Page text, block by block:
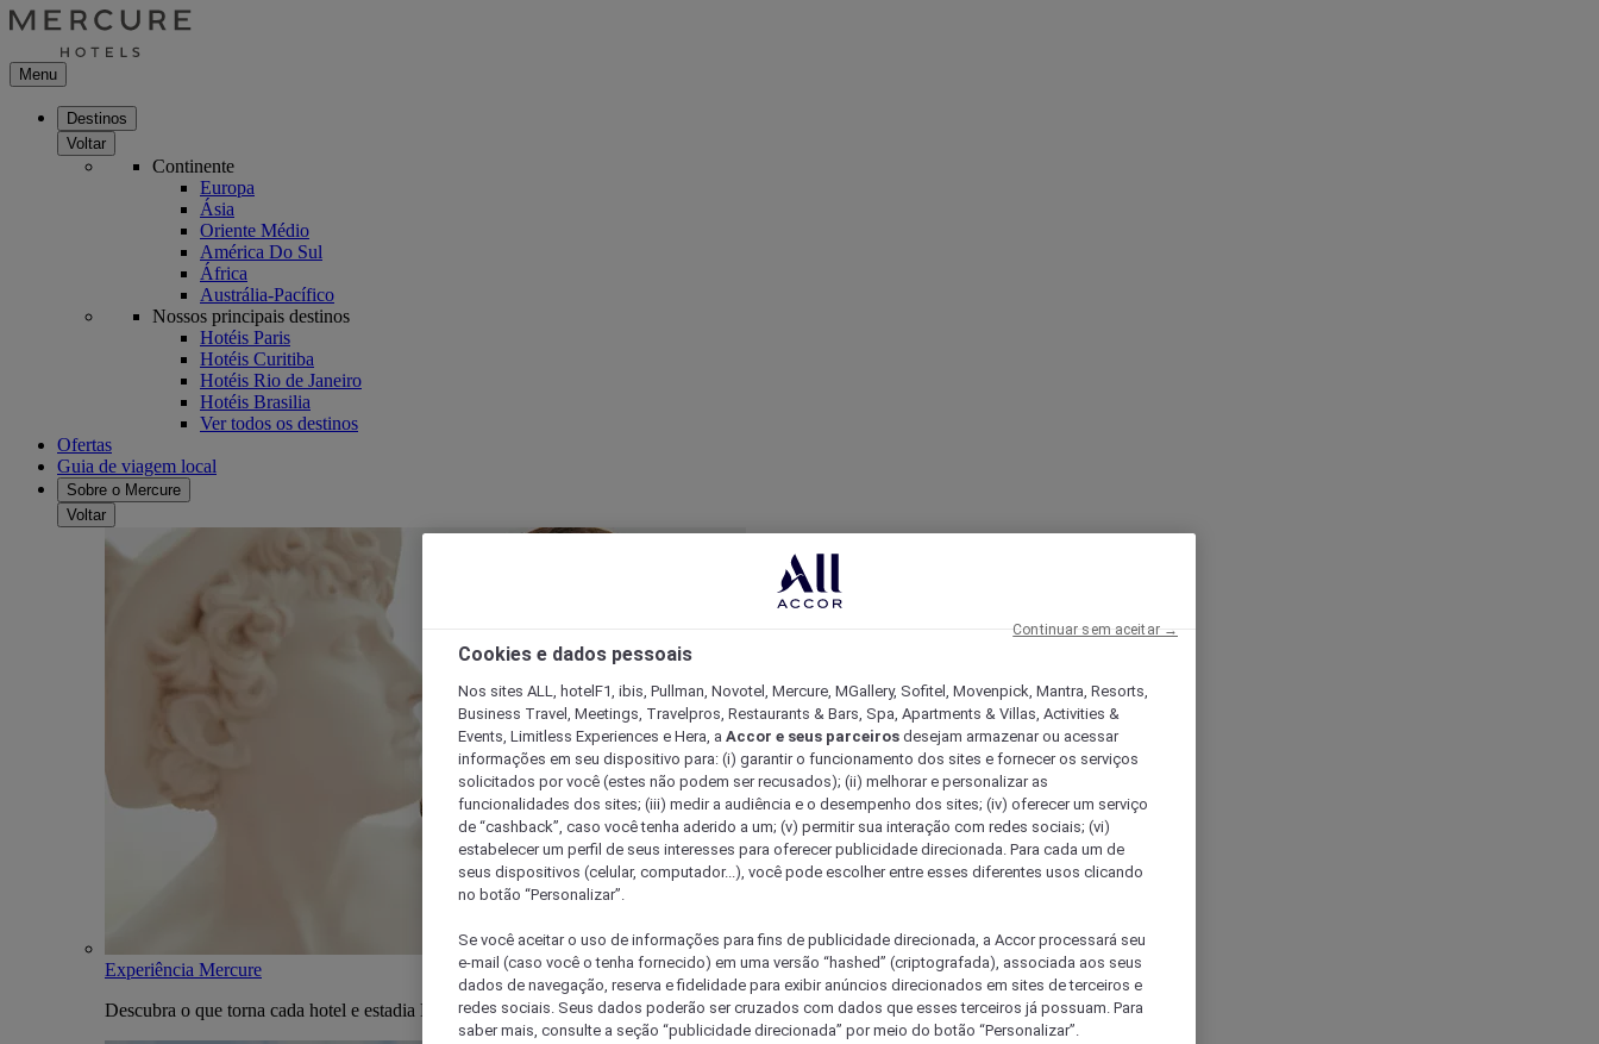
Menu
Destinos
Voltar
Continente
Europa
Ásia
Oriente Médio
América Do Sul
África
Austrália-Pacífico
Nossos principais destinos
Hotéis Paris
Hotéis Curitiba
Hotéis Rio de Janeiro
Hotéis Brasilia
Ver todos os destinos
Ofertas
Guia de viagem local
Sobre o Mercure
Voltar
Experiência Mercure
Descubra o que torna cada hotel e estadia Mercure única
Cookies e dados pessoais
Nos sites ALL, hotelF1, ibis, Pullman, Novotel, Mercure, MGallery, Sofitel, Movenpick, Mantra, Resorts,
Business Travel, Meetings, Travelpros, Restaurants & Bars, Spa, Apartments & Villas, Activities &
Events, Limitless Experiences e Hera, a Accor e seus parceiros desejam armazenar ou acessar
informações em seu dispositivo para: (i) garantir o funcionamento dos sites e fornecer os serviços
solicitados por você (estes não podem ser recusados); (ii) melhorar e personalizar as
funcionalidades dos sites; (iii) medir a audiência e o desempenho dos sites; (iv) oferecer um serviço
de “cashback”, caso você tenha aderido a um; (v) permitir sua interação com redes sociais; (vi)
estabelecer um perfil de seus interesses para oferecer publicidade direcionada. Para cada um de
seus dispositivos (celular, computador...), você pode escolher entre esses diferentes usos clicando
no botão “Personalizar”.
Se você aceitar o uso de informações para fins de publicidade direcionada, a Accor processará seu
e-mail (caso você o tenha fornecido) em uma versão “hashed” (criptografada), associada aos seus
dados de navegação, reserva e fidelidade para exibir anúncios direcionados em sites de terceiros e
redes sociais. Seus dados poderão ser cruzados com dados que esses terceiros já possuam. Para
saber mais, consulte a seção “publicidade direcionada” por meio do botão “Personalizar”.
Continuar sem aceitar →